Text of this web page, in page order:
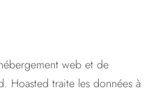
web et de
Hoasted traite les données à